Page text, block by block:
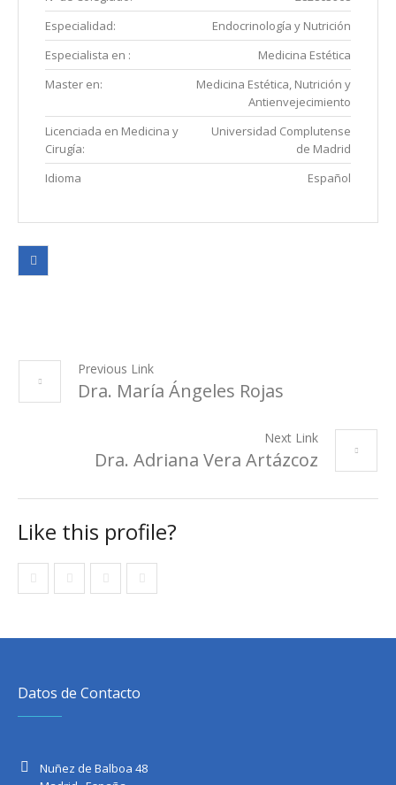
Especialidad:
Endocrinología y Nutrición
Especialista en :
Medicina Estética
Master en:
Medicina Estética, Nutrición y
Antienvejecimiento
Licenciada en Medicina y
Cirugía:
Universidad Complutense
de Madrid
Idioma
Español
Previous Link
Dra. María Ángeles Rojas
Next Link
Dra. Adriana Vera Artázcoz
Like this profile?
Datos de Contacto
Nuñez de Balboa 48